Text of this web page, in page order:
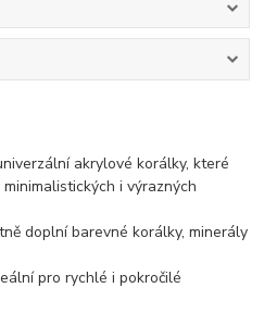
akrylové korálky, které
i výrazných
doplní barevné korálky, minerály
pro rychlé i pokročilé